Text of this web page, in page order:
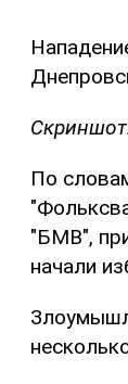
По
"БМВ",
начали